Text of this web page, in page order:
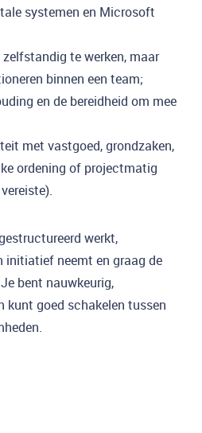
systemen en Microsoft
te werken, maar
binnen een team;
en de bereidheid om mee
met vastgoed, grondzaken,
ordening of projectmatig
werkt,
initiatief neemt en graag de
bent nauwkeurig,
goed schakelen tussen